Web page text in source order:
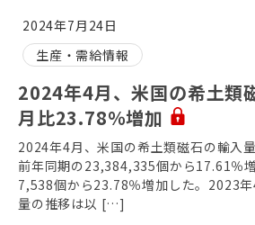
2024年7月24日
生産・需給情報
2024年4月、米国の希土類
月比23.78％増加
2024年4月、米国の希土類磁石の輸入
前年同期の23,384,335個から17.61％
7,538個から23.78％増加した。2023
量の推移は以 […]